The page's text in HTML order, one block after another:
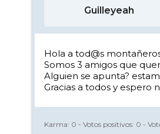
Guilleyeah
Hola a tod@s
Somos 3 amigos que
Alguien se apunta?
Gracias a todos y espero
Karma: 0 - Votos positivos: 0 -